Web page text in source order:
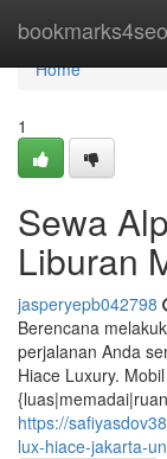
bookmarks4seo
Home
Home
1
Sewa
Liburan
jasperyepb042798
Berencana
perjalanan Anda
Hiace Luxury.
https://
lux-hiace-jakarta-